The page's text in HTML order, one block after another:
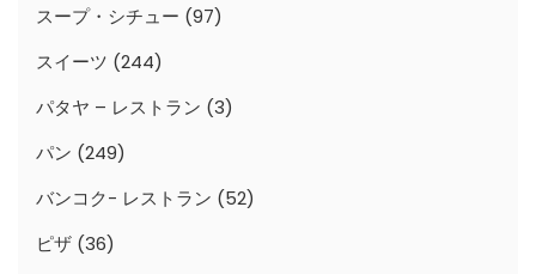
スープ・シチュー (97)
スイーツ (244)
パタヤ – レストラン (3)
パン (249)
バンコク- レストラン (52)
ピザ (36)